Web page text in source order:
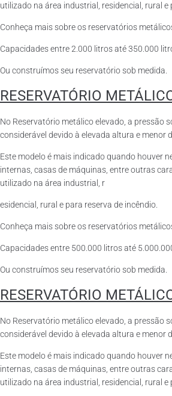
utilizado na área industrial, residencial, rural e
Conheça mais sobre os reservatórios
Capacidades entre 2.000 litros até 350.000
Ou construímos seu reservatório sob medida.
RESERVATÓRIO
No Reservatório metálico elevado, a pressão
considerável devido à elevada altura e menor
Este modelo é mais indicado quando houver
internas, casas de máquinas, entre outras
utilizado na área industrial, r
esidencial, rural e para reserva de incêndio.
Conheça mais sobre os reservatórios
Capacidades entre 500.000 litros até
Ou construímos seu reservatório sob medida.
RESERVATÓRIO
No Reservatório metálico elevado, a pressão
considerável devido à elevada altura e menor
Este modelo é mais indicado quando houver
internas, casas de máquinas, entre outras
utilizado na área industrial, residencial, rural e